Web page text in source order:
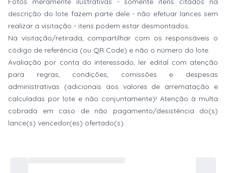
descrição do lote fazem parte dele - não efetuar lances sem
realizar a visitação - itens podem estar desmontados.
Na visitação/retirada, compartilhar com os responsáveis o
código de referência (ou QR Code) e não o número do lote.
Avaliação por conta do interessado, ler edital com atenção
para regras, condições, comissões e despesas
administrativas (adicionais aos valores de arrematação e
calculadas por lote e não conjuntamente)! Atenção à multa
cobrada em caso de não pagamento/desistência do(s)
lance(s) vencedor(es) ofertado(s).